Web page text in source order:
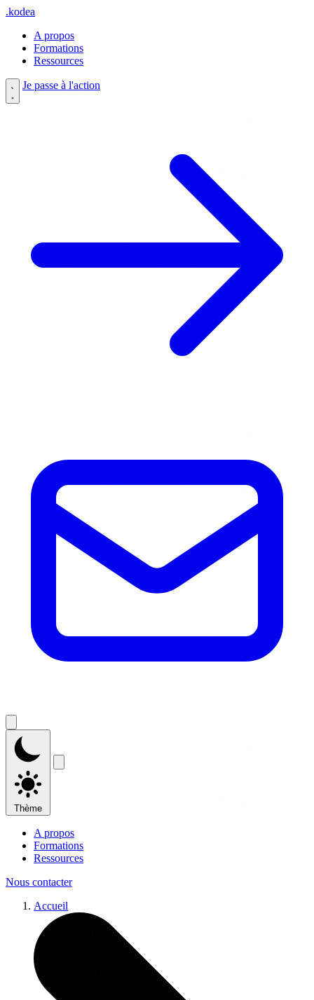
.kodea
A propos
Formations
Ressources
Je passe à l'action
Thème
A propos
Formations
Ressources
Nous contacter
Accueil